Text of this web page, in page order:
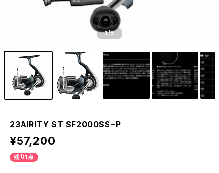
1/5
23AIRITY ST SF2000SS−P
¥57,200
残り1点